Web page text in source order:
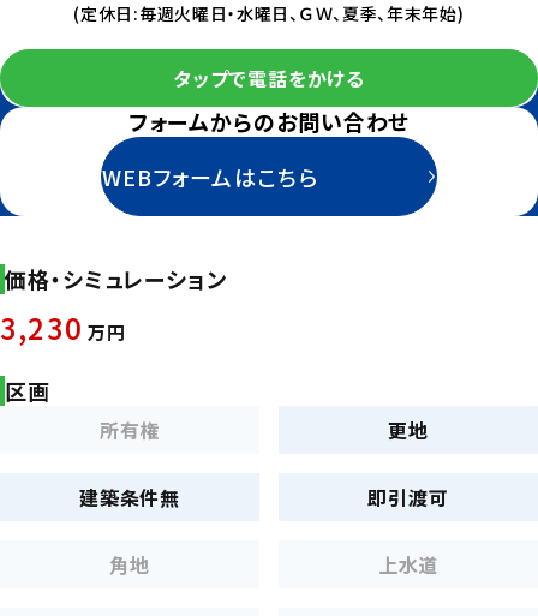
(定休日:毎週火曜日・水曜日、ＧＷ、夏季、年末年始)
タップで電話をかける
フォームからのお問い合わせ
WEBフォームはこちら
価格・シミュレーション
3,230 万円
区画
所有権 更地
建築条件無 即引渡可
角地 上水道